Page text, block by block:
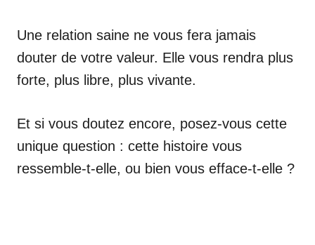
Une relation saine ne vous fera jamais
douter de votre valeur. Elle vous rendra plus
forte, plus libre, plus vivante.
Et si vous doutez encore, posez-vous cette
unique question : cette histoire vous
ressemble-t-elle, ou bien vous efface-t-elle ?